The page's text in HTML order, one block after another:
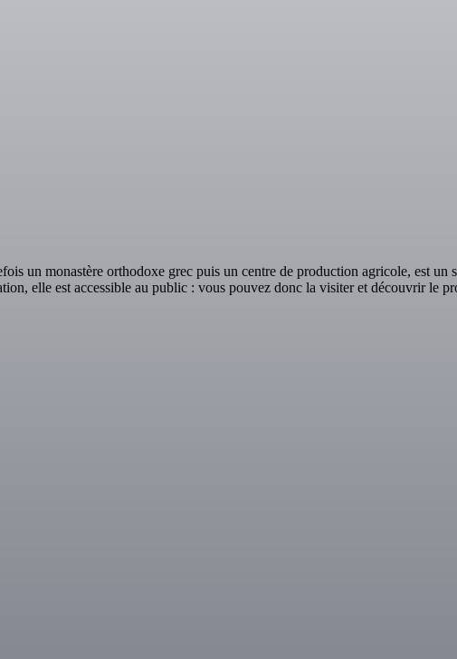
un monastère orthodoxe grec puis un centre de production agricole, est
elle est accessible au public : vous pouvez donc la visiter et découvrir le